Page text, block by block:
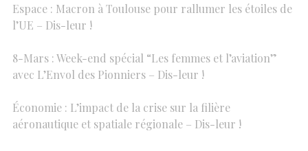
Espace : Macron à Toulouse pour rallumer les étoiles de
l’UE – Dis-leur !
8-Mars : Week-end spécial “Les femmes et l’aviation”
avec L’Envol des Pionniers – Dis-leur !
Économie : L’impact de la crise sur la filière
aéronautique et spatiale régionale – Dis-leur !